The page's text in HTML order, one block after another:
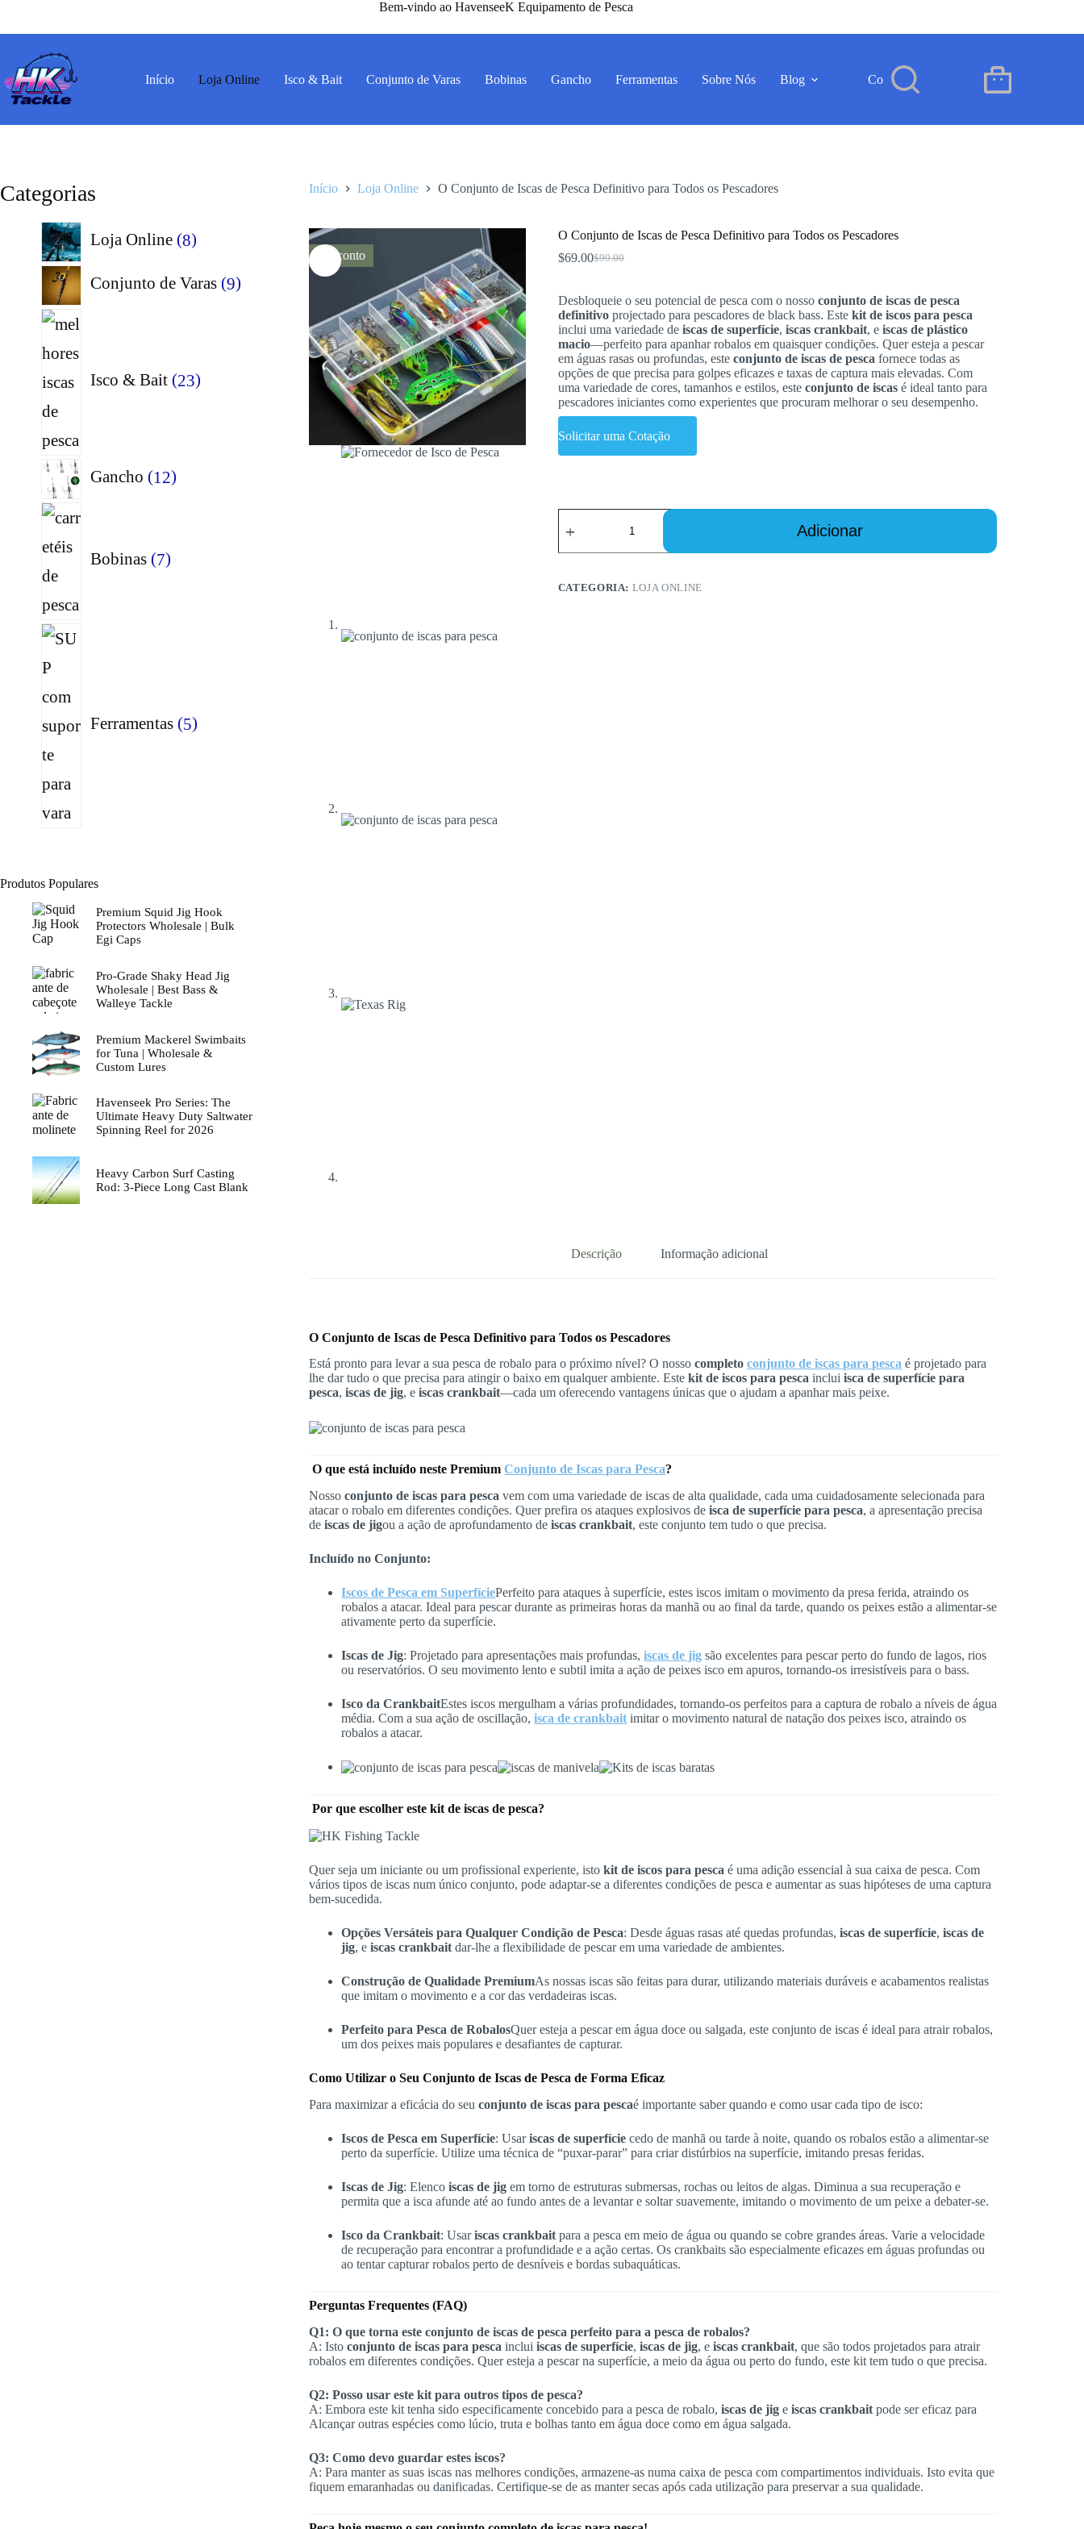
o
Bem-vindo ao HavenseeK Equipamento de Pesca
Início Loja Online Isco & Bait Conjunto de Varas Bobinas Gancho Ferramentas Sobre Nós Blog Contacto
Carrinho
Início Loja Online O Conjunto de Iscas de Pesca Definitivo para Todos os Pescadores
Desconto
O Conjunto de Iscas de Pesca Definitivo para Todos os Pescadores
$99.00
O
original
era:
$99.00.
$69.00O
atual
é:
$69.00.
Desbloqueie o seu potencial de pesca com o nosso conjunto de iscas de pesca
definitivoprojectado para pescadores de black bass. Este kit de iscos para pesca
inclui uma variedade de iscas de superfície, iscas crankbait, e iscas de plástico
macio—perfeito para apanhar robalos em quaisquer condições. Quer esteja a pescar
em águas rasas ou profundas, este conjunto de iscas de pesca fornece todas as
opções de que precisa para golpes eficazes e taxas de captura mais elevadas. Com
uma variedade de cores, tamanhos e estilos, este conjunto de iscasé ideal tanto para
pescadores iniciantes como experientes que procuram melhorar o seu desempenho.
Solicitar uma Cotação
de
Ultimate
Lure
Adicionar
CATEGORIA: LOJA ONLINE
Descrição Informação adicional
O Conjunto de Iscas de Pesca Definitivo para Todos os Pescadores
Está pronto para levar a sua pesca de robalo para o próximo nível? O nossocompletoconjunto de iscas para pesca é projetado para
lhe dar tudo o que precisa para atingir o baixo em qualquer ambiente. Estekit de iscos para pesca incluiisca de superfície para
pesca,iscas de jig, eiscas crankbait—cada um oferecendo vantagens únicas que o ajudam a apanhar mais peixe.
O que está incluído neste PremiumConjunto de Iscas para Pesca?
Nossoconjunto de iscas para pesca vem com uma variedade de iscas de alta qualidade, cada uma cuidadosamente selecionada para
atacar o robalo em diferentes condições. Quer prefira os ataques explosivos deisca de superfície para pesca, a apresentação precisa
deiscas de jigou a ação de aprofundamento deiscas crankbait, este conjunto tem tudo o que precisa.
Incluído no Conjunto:
Iscos de Pesca em SuperfíciePerfeito para ataques à superfície, estes iscos imitam o movimento da presa ferida, atraindo os
robalos a atacar. Ideal para pescar durante as primeiras horas da manhã ou ao final da tarde, quando os peixes estão a alimentar-se
ativamente perto da superfície.
Iscas de Jig: Projetado para apresentações mais profundas,iscas de jig são excelentes para pescar perto do fundo de lagos, rios
ou reservatórios. O seu movimento lento e subtil imita a ação de peixes isco em apuros, tornando-os irresistíveis para o bass.
Isco da CrankbaitEstes iscos mergulham a várias profundidades, tornando-os perfeitos para a captura de robalo a níveis de água
média. Com a sua ação de oscillação,isca de crankbait imitar o movimento natural de natação dos peixes isco, atraindo os
robalos a atacar.
Por que escolher este kit de iscas de pesca?
Quer seja um iniciante ou um profissional experiente, istokit de iscos para pesca é uma adição essencial à sua caixa de pesca. Com
vários tipos de iscas num único conjunto, pode adaptar-se a diferentes condições de pesca e aumentar as suas hipóteses de uma captura
bem-sucedida.
Opções Versáteis para Qualquer Condição de Pesca: Desde águas rasas até quedas profundas,iscas de superfície,iscas de
jig, eiscas crankbait dar-lhe a flexibilidade de pescar em uma variedade de ambientes.
Construção de Qualidade PremiumAs nossas iscas são feitas para durar, utilizando materiais duráveis e acabamentos realistas
que imitam o movimento e a cor das verdadeiras iscas.
Perfeito para Pesca de RobalosQuer esteja a pescar em água doce ou salgada, este conjunto de iscas é ideal para atrair robalos,
um dos peixes mais populares e desafiantes de capturar.
Como Utilizar o Seu Conjunto de Iscas de Pesca de Forma Eficaz
Para maximizar a eficácia do seuconjunto de iscas para pescaé importante saber quando e como usar cada tipo de isco:
Iscos de Pesca em Superfície: Usariscas de superfície cedo de manhã ou tarde à noite, quando os robalos estão a alimentar-se
perto da superfície. Utilize uma técnica de “puxar-parar” para criar distúrbios na superfície, imitando presas feridas.
Iscas de Jig: Elencoiscas de jig em torno de estruturas submersas, rochas ou leitos de algas. Diminua a sua recuperação e
permita que a isca afunde até ao fundo antes de a levantar e soltar suavemente, imitando o movimento de um peixe a debater-se.
Isco da Crankbait: Usariscas crankbait para a pesca em meio de água ou quando se cobre grandes áreas. Varie a velocidade
de recuperação para encontrar a profundidade e a ação certas. Os crankbaits são especialmente eficazes em águas profundas ou
ao tentar capturar robalos perto de desníveis e bordas subaquáticas.
Perguntas Frequentes (FAQ)
Q1: O que torna este conjunto de iscas de pesca perfeito para a pesca de robalos?
A: Istoconjunto de iscas para pesca incluiiscas de superfície,iscas de jig, eiscas crankbait, que são todos projetados para atrair
robalos em diferentes condições. Quer esteja a pescar na superfície, a meio da água ou perto do fundo, este kit tem tudo o que precisa.
Q2: Posso usar este kit para outros tipos de pesca?
A: Embora este kit tenha sido especificamente concebido para a pesca de robalo,iscas de jig eiscas crankbait pode ser eficaz para
Alcançar outras espécies como lúcio, truta e bolhas tanto em água doce como em água salgada.
Q3: Como devo guardar estes iscos?
A: Para manter as suas iscas nas melhores condições, armazene-as numa caixa de pesca com compartimentos individuais. Isto evita que
fiquem emaranhadas ou danificadas. Certifique-se de as manter secas após cada utilização para preservar a sua qualidade.
Categorias
Loja Online 88
Conjunto de Varas 99
Isco & Bait 23
Gancho 1212
Bobinas 7
Ferramentas 5
Produtos Populares
Premium Squid Jig Hook
Protectors Wholesale | Bulk
Egi Caps
Pro-Grade Shaky Head Jig
Wholesale | Best Bass &
Walleye Tackle
Premium Mackerel Swimbaits
for Tuna | Wholesale &
Custom Lures
Havenseek Pro Series: The
Ultimate Heavy Duty Saltwater
Spinning Reel for 2026
Heavy Carbon Surf Casting
Rod: 3-Piece Long Cast Blank